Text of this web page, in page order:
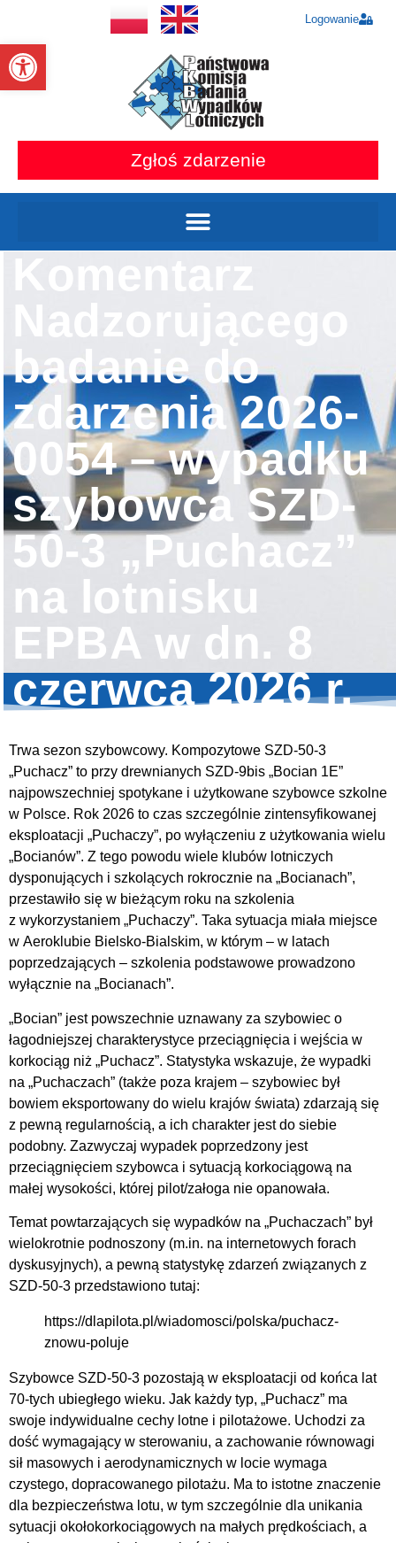
Otwórz pasek narzędzi
Logowanie
Zgłoś zdarzenie
Nadzorującego
badanie do
zdarzenia 2026-
0054 – wypadku
szybowca SZD-
50-3 „Puchacz”
na lotnisku
EPBA w dn. 8
czerwca 2026 r.
Trwa sezon szybowcowy. Kompozytowe SZD-50-3
„Puchacz” to przy drewnianych SZD-9bis „Bocian 1E”
najpowszechniej spotykane i użytkowane szybowce szkolne
w Polsce. Rok 2026 to czas szczególnie zintensyfikowanej
eksploatacji „Puchaczy”, po wyłączeniu z użytkowania wielu
„Bocianów”. Z tego powodu wiele klubów lotniczych
dysponujących i szkolących rokrocznie na „Bocianach”,
przestawiło się w bieżącym roku na szkolenia
z wykorzystaniem „Puchaczy”. Taka sytuacja miała miejsce
w Aeroklubie Bielsko-Bialskim, w którym – w latach
poprzedzających – szkolenia podstawowe prowadzono
wyłącznie na „Bocianach”.
„Bocian” jest powszechnie uznawany za szybowiec o
łagodniejszej charakterystyce przeciągnięcia i wejścia w
korkociąg niż „Puchacz”. Statystyka wskazuje, że wypadki
na „Puchaczach” (także poza krajem – szybowiec był
bowiem eksportowany do wielu krajów świata) zdarzają się
z pewną regularnością, a ich charakter jest do siebie
podobny. Zazwyczaj wypadek poprzedzony jest
przeciągnięciem szybowca i sytuacją korkociągową na
małej wysokości, której pilot/załoga nie opanowała.
Temat powtarzających się wypadków na „Puchaczach” był
wielokrotnie podnoszony (m.in. na internetowych forach
dyskusyjnych), a pewną statystykę zdarzeń związanych z
SZD-50-3 przedstawiono tutaj:
https://dlapilota.pl/wiadomosci/polska/puchacz-
znowu-poluje
Szybowce SZD-50-3 pozostają w eksploatacji od końca lat
70-tych ubiegłego wieku. Jak każdy typ, „Puchacz” ma
swoje indywidualne cechy lotne i pilotażowe. Uchodzi za
dość wymagający w sterowaniu, a zachowanie równowagi
sił masowych i aerodynamicznych w locie wymaga
czystego, dopracowanego pilotażu. Ma to istotne znaczenie
dla bezpieczeństwa lotu, w tym szczególnie dla unikania
sytuacji okołokorkociągowych na małych prędkościach, a